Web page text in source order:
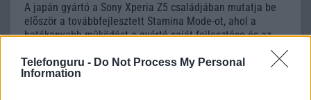
Telefonguru - Do Not Process My Personal
Information
A japán gyártó a Sony Xperia Z5 családjában mutatja be
elõször a továbbfejlesztett Stamina Mode-ot, ahol a
hatékonyabb mûködést a gyártó saját fejlesztése és az
Szoftverfrissítéssel hozza helyre a Sony